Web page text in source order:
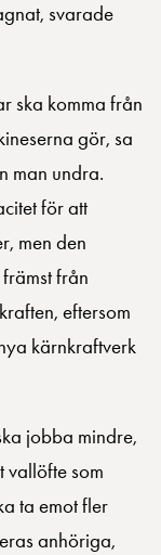
svarade
ska komma från
gör, sa
man undra.
för att
men den
från
eftersom
kärnkraftverk
jobba mindre,
vallöfte som
ta emot fler
anhöriga,